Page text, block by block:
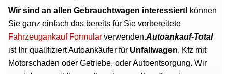
Wir sind an allen Gebrauchtwagen interessiert! können
Sie ganz einfach das bereits für Sie vorbereitete
Fahrzeugankauf Formular verwenden.Autoankauf-Total
ist Ihr qualifiziert Autoankäufer für Unfallwagen, Kfz mit
Motorschaden oder Getriebe, oder Autoentsorgung. Wir